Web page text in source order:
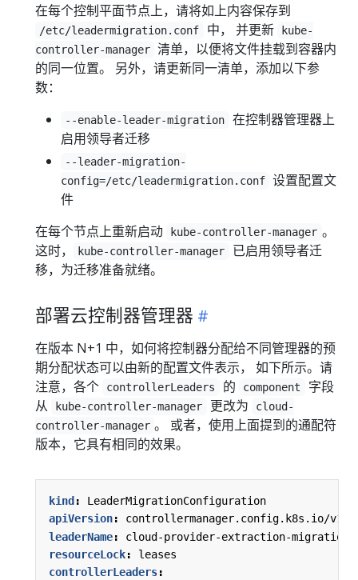
在每个控制平面节点上，请将如上内容保存到
/etc/leadermigration.conf 中， 并更新
kube-
controller-manager 清单，以便将文件挂载到容器内
的同一位置。 另外，请更新同一清单，添加以下参
数：
--enable-leader-migration
在控制器管理器上
启用领导者迁移
--leader-migration-
config=/etc/leadermigration.conf 设置配置文
件
在每个节点上重新启动
kube-controller-manager 。
这时，
kube-controller-manager
已启用领导者迁
移，为迁移准备就绪。
部署云控制器管理器
在版本 N+1 中，如何将控制器分配给不同管理器的预
期分配状态可以由新的配置文件表示， 如下所示。请
注意，各个
controllerLeaders 的 component
字段
从
kube-controller-manager 更改为
cloud-
controller-manager 。 或者，使用上面提到的通配符
版本，它具有相同的效果。
kind :
LeaderMigrationConfiguration
apiVersion:
controllermanager.config.k8s.io/v1
leaderName:
cloud-provider-extraction-migration
resourceLock:
leases
controllerLeaders: